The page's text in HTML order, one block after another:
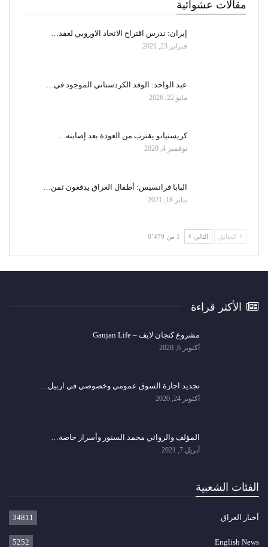
مقالات عشوائية
إيران: ندرس اقتراح الاتحاد الاوروبي لعقد…
فبراير 23, 2021
عبد الواحد: الوفد الكردستاني الموجود في…
مايو 22, 2026
كريستيانو يقترب من العودة بعد إصابته…
نوفمبر 4, 2020
البابا فرانسيس: أطفال العراق يدفعون ثمن…
يناير 18, 2021
السابق التالي 1 من 8٬479
الأكثر قراءة
مشروع كنجان لايف – Ganjan Life
أكتوبر 6, 2020
تجديد اجازة السوق عمومي وخصوصي في اربيل…
أكتوبر 24, 2020
المؤلف والروائي محمد السنور وأسرار خاصة…
أبريل 7, 2021
الفئات الشعبية
أخبار العراق 34811
English News
5252